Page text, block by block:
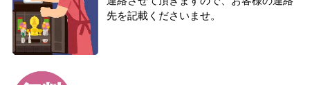
先を記載くださいませ。